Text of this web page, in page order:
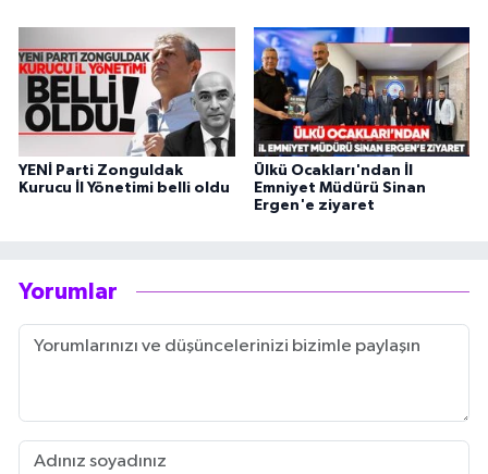
YENİ Parti Zonguldak
Kurucu İl Yönetimi belli oldu
Ülkü Ocakları'ndan İl
Emniyet Müdürü Sinan
Ergen'e ziyaret
Yorumlar